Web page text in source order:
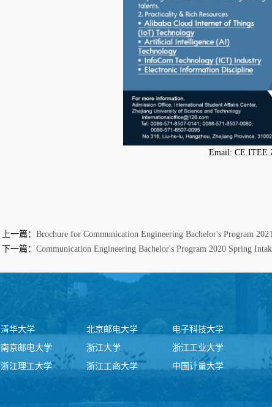
Email:
上一篇： Brochure for Communication Engineering Bachelor's Program
下一篇： Communication Engineering Bachelor's Program 2020 Spring
清华大学 北京邮电大学
电子科技大学
南京邮电大学 浙江大学
浙江工业大学
浙江理工大学 浙江工商大学
中国计量大学